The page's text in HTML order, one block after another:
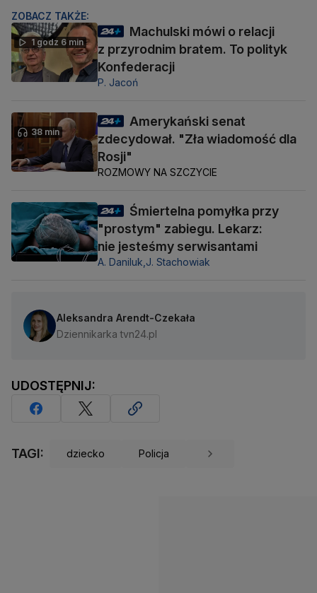
ZOBACZ TAKŻE:
1 godz 6 min
Machulski mówi o relacji
z przyrodnim bratem. To polityk
Konfederacji
P. Jacoń
38 min
Amerykański senat
zdecydował. "Zła wiadomość dla
Rosji"
ROZMOWY NA SZCZYCIE
Śmiertelna pomyłka przy
"prostym" zabiegu. Lekarz:
nie jesteśmy serwisantami
A. Daniluk, J. Stachowiak
Aleksandra Arendt-Czekała
Dziennikarka tvn24.pl
UDOSTĘPNIJ:
TAGI: dziecko Policja